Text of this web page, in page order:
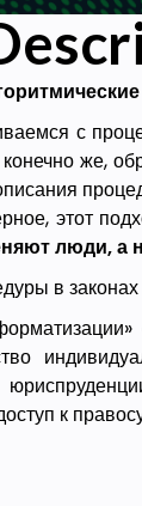
с
конечно же,
этот
люди, а
в
к
быть